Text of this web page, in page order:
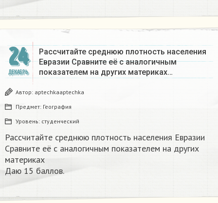
24
ДЕКАБРЬ
Рассчитайте среднюю плотность населения
Евразии Сравните её с аналогичным
показателем на других материках​…
Автор: aptechkaaptechka
Предмет: География
Уровень: студенческий
Рассчитайте среднюю плотность населения Евразии
Сравните её с аналогичным показателем на других
материках​
Даю 15 баллов.